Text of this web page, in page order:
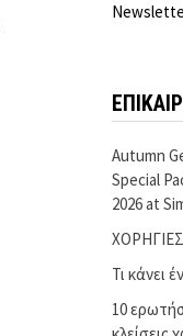
Autumn
Special
2026 at
Τι κάνει
10